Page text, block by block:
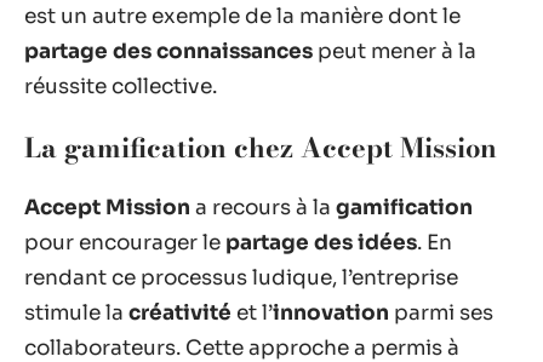
est un autre exemple de la manière dont le
partage des connaissances peut mener à la
réussite collective.
La gamification chez Accept Mission
Accept Mission a recours à la gamification
pour encourager le partage des idées. En
rendant ce processus ludique, l’entreprise
stimule la créativité et l’innovation parmi ses
collaborateurs. Cette approche a permis à